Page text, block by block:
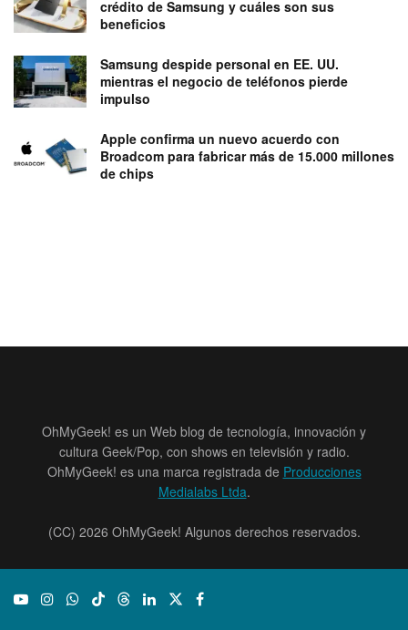
crédito de Samsung y cuáles son sus
beneficios
Samsung despide personal en EE. UU.
mientras el negocio de teléfonos pierde
impulso
Apple confirma un nuevo acuerdo con
Broadcom para fabricar más de 15.000 millones
de chips
OhMyGeek! es un Web blog de tecnología, innovación y
cultura Geek/Pop, con shows en televisión y radio.
OhMyGeek! es una marca registrada de Producciones
Medialabs Ltda.
(CC) 2026 OhMyGeek! Algunos derechos reservados.